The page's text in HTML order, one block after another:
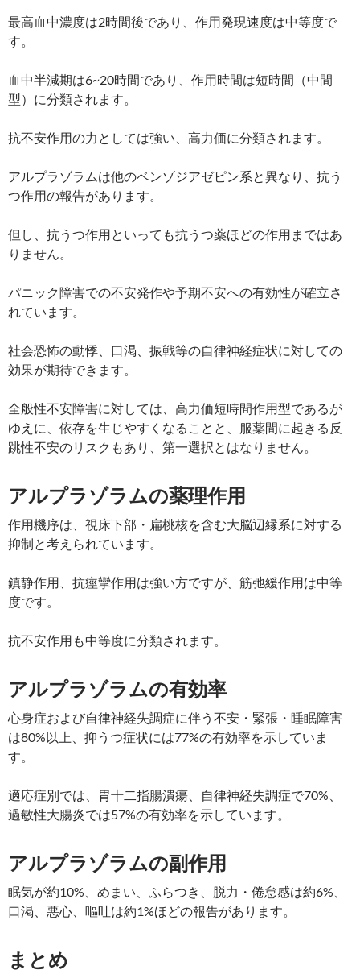
最高血中濃度は2時間後であり、作用発現速度は中等度で
す。
血中半減期は6~20時間であり、作用時間は短時間（中間
型）に分類されます。
抗不安作用の力としては強い、高力価に分類されます。
アルプラゾラムは他のベンゾジアゼピン系と異なり、抗う
つ作用の報告があります。
但し、抗うつ作用といっても抗うつ薬ほどの作用まではあ
りません。
パニック障害での不安発作や予期不安への有効性が確立さ
れています。
社会恐怖の動悸、口渇、振戦等の自律神経症状に対しての
効果が期待できます。
全般性不安障害に対しては、高力価短時間作用型であるが
ゆえに、依存を生じやすくなることと、服薬間に起きる反
跳性不安のリスクもあり、第一選択とはなりません。
アルプラゾラムの薬理作用
作用機序は、視床下部・扁桃核を含む大脳辺縁系に対する
抑制と考えられています。
鎮静作用、抗痙攣作用は強い方ですが、筋弛緩作用は中等
度です。
抗不安作用も中等度に分類されます。
アルプラゾラムの有効率
心身症および自律神経失調症に伴う不安・緊張・睡眠障害
は80%以上、抑うつ症状には77%の有効率を示していま
す。
適応症別では、胃十二指腸潰瘍、自律神経失調症で70%、
過敏性大腸炎では57%の有効率を示しています。
アルプラゾラムの副作用
眠気が約10%、めまい、ふらつき、脱力・倦怠感は約6%、
口渇、悪心、嘔吐は約1%ほどの報告があります。
まとめ